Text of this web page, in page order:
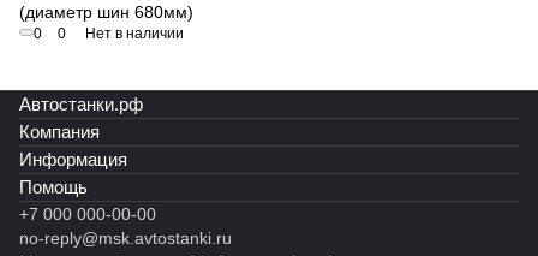
(диаметр шин 680мм)
0 0 Нет в наличии
Автостанки.рф
Компания
Информация
Помощь
+7 000 000-00-00
no-reply@msk.avtostanki.ru